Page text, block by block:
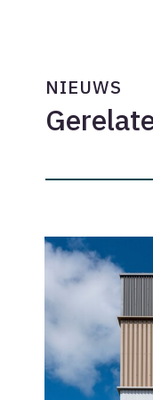
NIEUWS
cao
2026-
2028